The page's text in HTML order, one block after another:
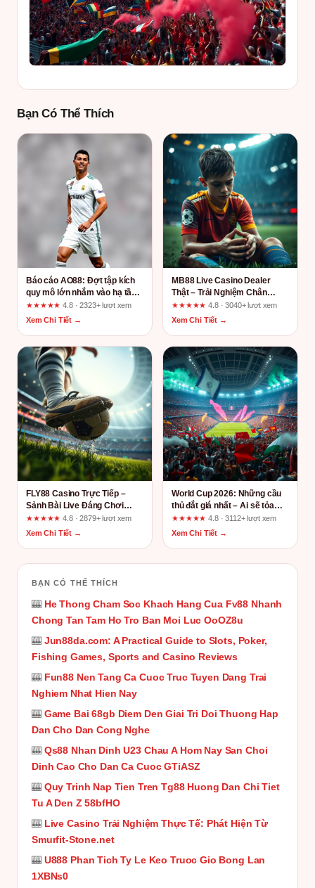
Bạn Có Thể Thích
Báo cáo AO88: Đợt tập kích
quy mô lớn nhắm vào hạ tầng
năng lượng và những tiêu chí
cần xác minh
★★★★★4.8 · 2323+ lượt xem
Xem Chi Tiết →
MB88 Live Casino Dealer
Thật – Trải Nghiệm Chân
Thực Như Đang Ở Sòng Bài
Las Vegas
★★★★★4.8 · 3040+ lượt xem
Xem Chi Tiết →
FLY88 Casino Trực Tiếp –
Sảnh Bài Live Đáng Chơi
Nhất 2024?
★★★★★4.8 · 2879+ lượt xem
Xem Chi Tiết →
World Cup 2026: Những cầu
thủ đắt giá nhất – Ai sẽ tỏa
sáng?
★★★★★4.8 · 3112+ lượt xem
Xem Chi Tiết →
BẠN CÓ THỂ THÍCH
🎰 He Thong Cham Soc Khach Hang Cua Fv88 Nhanh
Chong Tan Tam Ho Tro Ban Moi Luc OoOZ8u
🎰 Jun88da.com: A Practical Guide to Slots, Poker,
Fishing Games, Sports and Casino Reviews
🎰 Fun88 Nen Tang Ca Cuoc Truc Tuyen Dang Trai
Nghiem Nhat Hien Nay
🎰 Game Bai 68gb Diem Den Giai Tri Doi Thuong Hap
Dan Cho Dan Cong Nghe
🎰 Qs88 Nhan Dinh U23 Chau A Hom Nay San Choi
Dinh Cao Cho Dan Ca Cuoc GTiASZ
🎰 Quy Trinh Nap Tien Tren Tg88 Huong Dan Chi Tiet
Tu A Den Z 58bfHO
🎰 Live Casino Trải Nghiệm Thực Tế: Phát Hiện Từ
Smurfit-Stone.net
🎰 U888 Phan Tich Ty Le Keo Truoc Gio Bong Lan
1XBNs0